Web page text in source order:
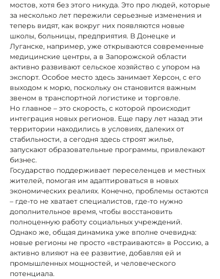
мостов, хотя без этого никуда. Это про людей, которые
за несколько лет пережили серьезные изменения и
теперь видят, как вокруг них появляются новые
школы, больницы, предприятия. В Донецке и
Луганске, например, уже открываются современные
медицинские центры, а в Запорожской области
активно развивают сельское хозяйство с упором на
экспорт. Особое место здесь занимает Херсон, с его
выходом к морю, поскольку он становится важным
звеном в транспортной логистике и торговле.
Но главное – это скорость, с которой происходит
интеграция новых регионов. Еще пару лет назад эти
территории находились в условиях, далеких от
стабильности, а сегодня здесь строят жилье,
запускают образовательные программы, привлекают
бизнес.
Государство поддерживает переселенцев и местных
жителей, помогая им адаптироваться в новых
экономических реалиях. Конечно, проблемы остаются
– где-то не хватает специалистов, где-то нужно
дополнительное время, чтобы восстановить
полноценную работу социальных учреждений.
Однако же, общая динамика уже вполне очевидна:
новые регионы не просто «встраиваются» в Россию, а
активно влияют на ее развитие, добавляя ей и
промышленных мощностей, и человеческого
потенциала.